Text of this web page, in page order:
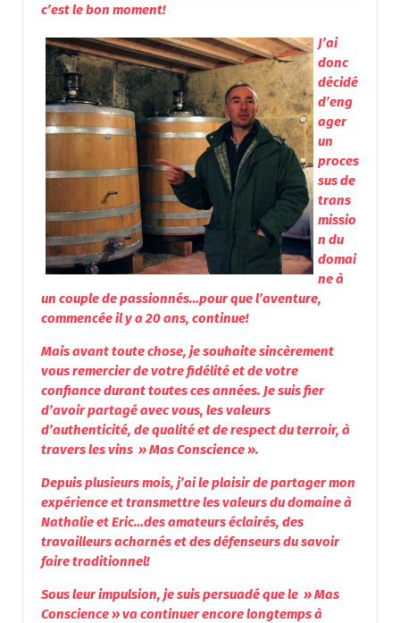
c’est le bon moment!
J’ai
donc
décidé
d’eng
ager
un
proces
sus de
trans
missio
n du
domai
ne à
un couple de passionnés…pour que l’aventure,
commencée il y a 20 ans, continue!
Mais avant toute chose, je souhaite sincèrement
vous remercier de votre fidélité et de votre
confiance durant toutes ces années. Je suis fier
d’avoir partagé avec vous, les valeurs
d’authenticité, de qualité et de respect du terroir, à
travers les vins » Mas Conscience ».
Depuis plusieurs mois, j’ai le plaisir de partager mon
expérience et transmettre les valeurs du domaine à
Nathalie et Eric…des amateurs éclairés, des
travailleurs acharnés et des défenseurs du savoir
faire traditionnel!
Sous leur impulsion, je suis persuadé que le » Mas
Conscience » va continuer encore longtemps à